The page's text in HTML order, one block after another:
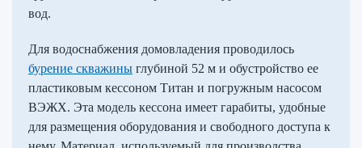
вод.
Для водоснабжения домовладения проводилось
бурение скважины глубиной 52 м и обустройство ее
пластиковым кессоном Титан и погружным насосом
ВЭЖХ. Эта модель кессона имеет гарабиты, удобные
для размещения оборудования и свободного доступа к